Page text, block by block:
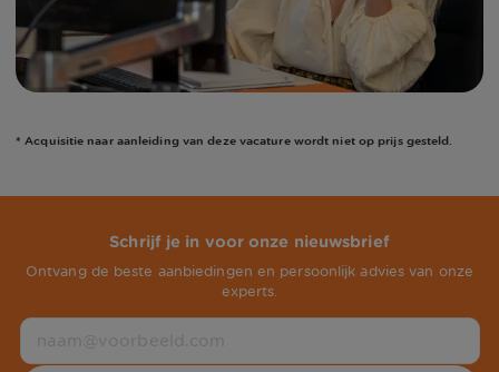
* Acquisitie naar aanleiding van deze vacature wordt niet op prijs gesteld.
Schrijf je in voor onze nieuwsbrief
Ontvang de beste aanbiedingen en persoonlijk advies van onze
experts.